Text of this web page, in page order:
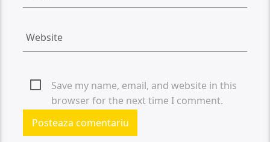
Save my name, email, and website in this
browser for the next time I comment.